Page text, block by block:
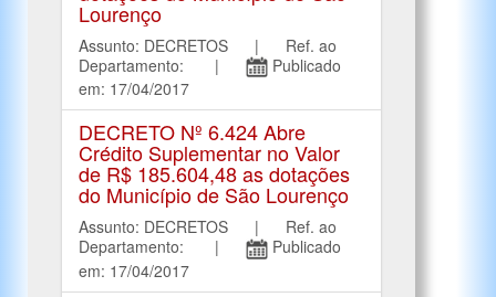
Lourenço
Assunto: DECRETOS | Ref. ao
Departamento: |
Publicado
em: 17/04/2017
DECRETO Nº 6.424 Abre
Crédito Suplementar no Valor
de R$ 185.604,48 as dotações
do Município de São Lourenço
Assunto: DECRETOS | Ref. ao
Departamento: |
Publicado
em: 17/04/2017